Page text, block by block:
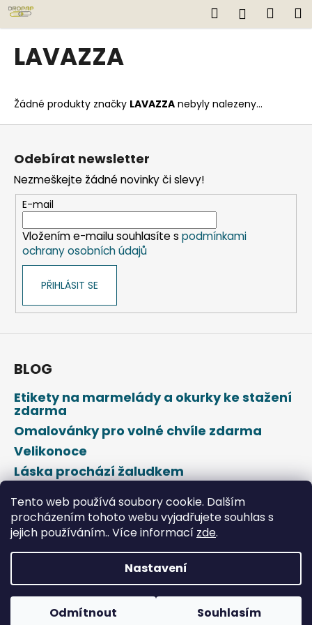
Tento web používá soubory cookie. Dalším
procházením tohoto webu vyjadřujete souhlas s
jejich používáním.. Více informací zde.
Nastavení
Odmítnout Souhlasím
Přejít
na
obsah
Hledat
LAVAZZA
Žádné produkty značky LAVAZZA nebyly nalezeny...
K
o
o
p
o
t
ř
e
b
e
n
a
í
?
HLEDAT
D
o
o
r
Z
Odebírat newsletter
Nezmeškejte žádné novinky či slevy!
E-mail
Vložením e-mailu souhlasíte s podmínkami
ochrany osobních údajů
PŘIHLÁSIT SE
BLOG
Etikety na marmelády a okurky ke stažení
zdarma
Omalovánky pro volné chvíle zdarma
Velikonoce
Láska prochází žaludkem
Vytvořil Shoptet
Copyright 2026DROPAP . Všechna práva vyhrazena.